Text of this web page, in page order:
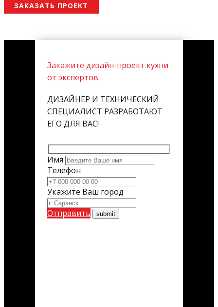
ЗАКАЗАТЬ ПРОЕКТ
Закажите дизайн-проект кухни
от экспертов
ДИЗАЙНЕР И ТЕХНИЧЕСКИЙ
СПЕЦИАЛИСТ РАЗРАБОТАЮТ
ЕГО ДЛЯ ВАС!
Имя
Телефон
Укажите Ваш город
Отправить